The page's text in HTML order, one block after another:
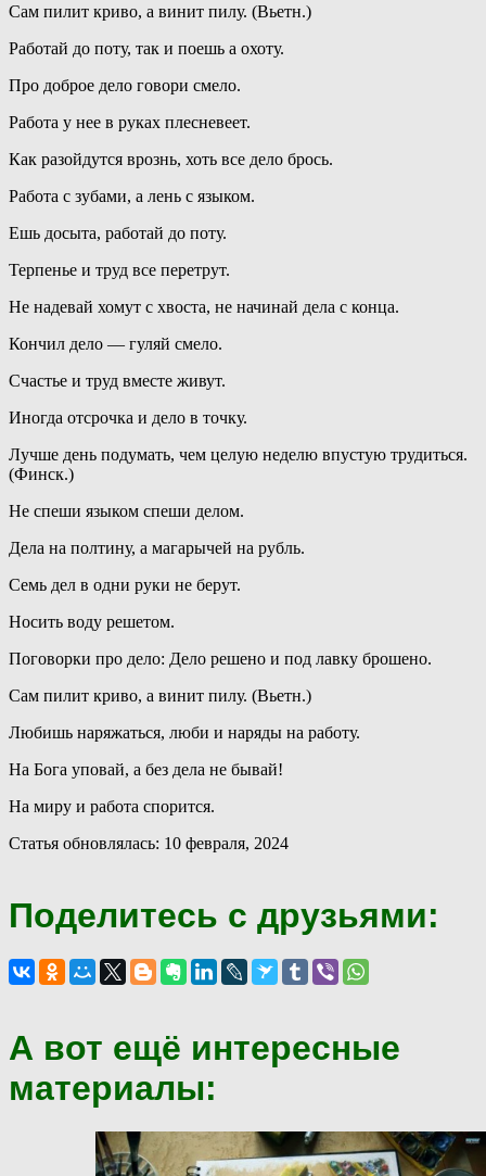
Сам пилит криво, а винит пилу. (Вьетн.)
Работай до поту, так и поешь а охоту.
Про доброе дело говори смело.
Работа у нее в руках плесневеет.
Как разойдутся врознь, хоть все дело брось.
Работа с зубами, а лень с языком.
Ешь досыта, работай до поту.
Терпенье и труд все перетрут.
Не надевай хомут с хвоста, не начинай дела с конца.
Кончил дело — гуляй смело.
Счастье и труд вместе живут.
Иногда отсрочка и дело в точку.
Лучше день подумать, чем целую неделю впустую трудиться.
(Финск.)
Не спеши языком спеши делом.
Дела на полтину, а магарычей на рубль.
Семь дел в одни руки не берут.
Носить воду решетом.
Поговорки про дело: Дело решено и под лавку брошено.
Сам пилит криво, а винит пилу. (Вьетн.)
Любишь наряжаться, люби и наряды на работу.
На Бога уповай, а без дела не бывай!
На миру и работа спорится.
Статья обновлялась: 10 февраля, 2024
Поделитесь с друзьями:
А вот ещё интересные
материалы: